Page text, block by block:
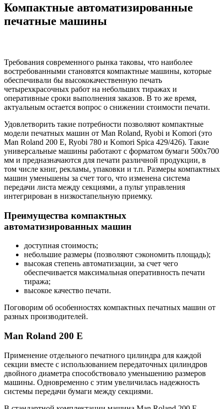
Компактные автоматизированные
печатные машины
Требования современного рынка таковы, что наиболее
востребованными становятся компактные машины, которые
обеспечивали бы высококачественную печать
четырехкрасочных работ на небольших тиражах и
оперативные сроки выполнения заказов. В то же время,
актуальным остается вопрос о снижении стоимости печати.
Удовлетворить такие потребности позволяют компактные
модели печатных машин от Man Roland, Ryobi и Komori (это
Man Roland 200 E, Ryobi 780 и Komori Spica 429/426). Такие
универсальные машины работают с форматом бумаги 500х700
мм и предназначаются для печати различной продукции, в
том числе книг, рекламы, упаковки и т.п. Размеры компактных
машин уменьшены за счет того, что изменена система
передачи листа между секциями, а пульт управления
интегрирован в низкостапельную приемку.
Преимущества компактных
автоматизированных машин
доступная стоимость;
небольшие размеры (позволяют сэкономить площадь);
высокая степень автоматизации, за счет чего
обеспечивается максимальная оперативность печати
тиража;
высокое качество печати.
Поговорим об особенностях компактных печатных машин от
разных производителей.
Man Roland 200 E
Применение отдельного печатного цилиндра для каждой
секции вместе с использованием передаточных цилиндров
двойного диаметра способствовало уменьшению размеров
машины. Одновременно с этим увеличилась надежность
системы передачи бумаги между секциями.